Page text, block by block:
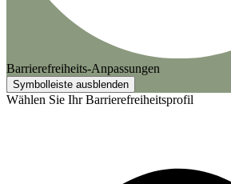
Barrierefreiheits-Anpassungen
Symbolleiste ausblenden
Wählen Sie Ihr Barrierefreiheitsprofil